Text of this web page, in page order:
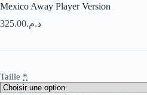
Mexico Away Player Version
د.م.325.00
Taille *